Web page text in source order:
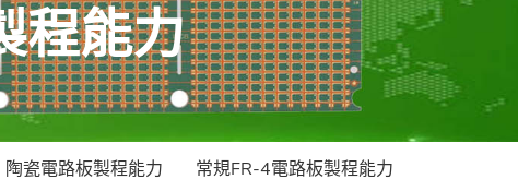
程能力
陶瓷電路板製程能力 常規FR-4電路板製程能力